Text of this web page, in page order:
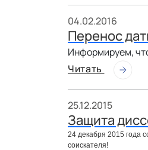
04.02.2016
Перенос
Информируем,
Читать
25.12.2015
Защита
24 декабря 2015 года
соискателя!